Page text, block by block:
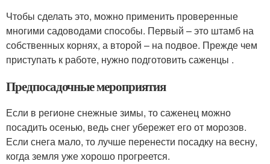
Чтобы сделать это, можно применить проверенные
многими садоводами способы. Первый – это штамб на
собственных корнях, а второй – на подвое. Прежде чем
приступать к работе, нужно подготовить саженцы .
Предпосадочные мероприятия
Если в регионе снежные зимы, то саженец можно
посадить осенью, ведь снег убережет его от морозов.
Если снега мало, то лучше перенести посадку на весну,
когда земля уже хорошо прогреется.